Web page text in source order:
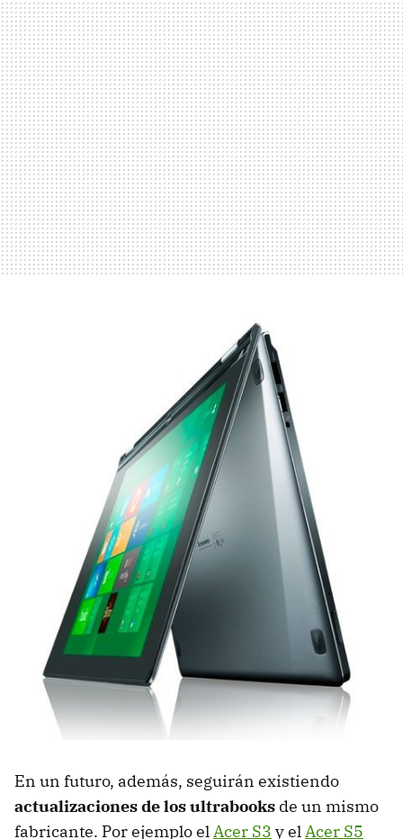
En un futuro, además, seguirán existiendo
actualizaciones de los ultrabooks de un mismo
fabricante. Por ejemplo elAcer S3 y elAcer S5